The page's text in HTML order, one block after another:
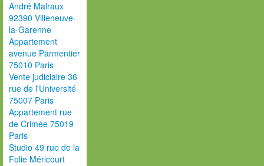
André Malraux
92390 Villeneuve-
la-Garenne
Appartement
avenue Parmentier
75010 Paris
Vente judiciaire 36
rue de l'Université
75007 Paris
Appartement rue
de Crimée 75019
Paris
Studio 49 rue de la
Folie Méricourt